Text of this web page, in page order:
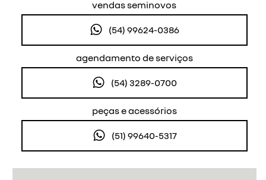
vendas seminovos
(54) 99624-0386
agendamento de serviços
(54) 3289-0700
peças e acessórios
(51) 99640-5317